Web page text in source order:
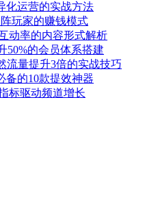
化运营的实战方法
玩家的赚钱模式
动率的内容形式解析
50%的会员体系搭建
流量提升3倍的实战技巧
备的10款提效神器
标驱动频道增长